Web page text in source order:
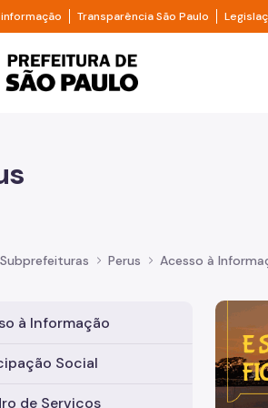
principalDivisor de acesso à informação
Transparência São Paulo Divisor
de São
Subprefeituras Perus Acesso à
à Informação
Social
de Serviços